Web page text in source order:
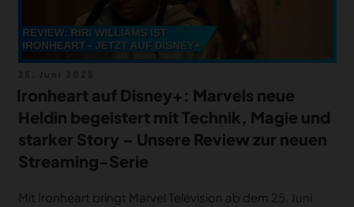
am
Ironheart auf Disney+: Marvels neue
Heldin begeistert mit Technik, Magie und
starker Story – Unsere Review zur neuen
Streaming-Serie
Mit Ironheart bringt Marvel Television ab dem 25. Juni